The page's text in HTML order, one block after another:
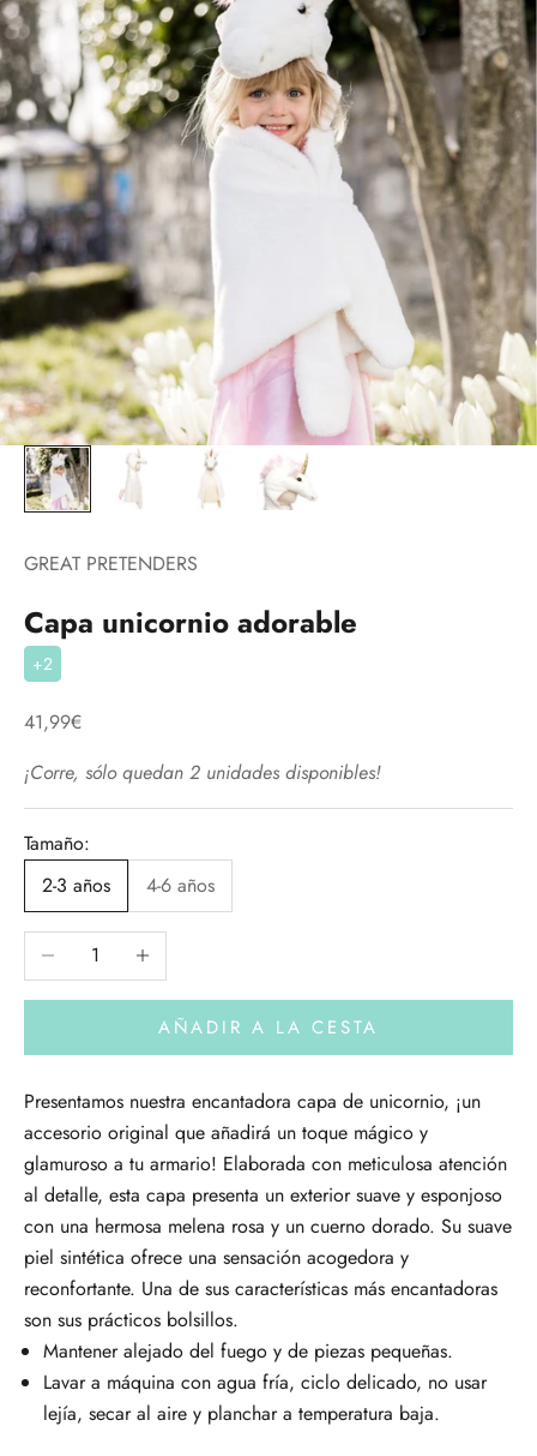
GREAT PRETENDERS
Capa unicornio adorable
+2
Precio de oferta
41,99€
¡Corre, sólo quedan 2 unidades disponibles!
Tamaño:
2-3 años
4-6 años
Reducir cantidadAumentar cantidad
AÑADIR A LA CESTA
Presentamos nuestra encantadora capa de unicornio, ¡un
accesorio original que añadirá un toque mágico y
glamuroso a tu armario! Elaborada con meticulosa atención
al detalle, esta capa presenta un exterior suave y esponjoso
con una hermosa melena rosa y un cuerno dorado. Su suave
piel sintética ofrece una sensación acogedora y
reconfortante. Una de sus características más encantadoras
son sus prácticos bolsillos.
Mantener alejado del fuego y de piezas pequeñas.
Lavar a máquina con agua fría, ciclo delicado, no usar
lejía, secar al aire y planchar a temperatura baja.